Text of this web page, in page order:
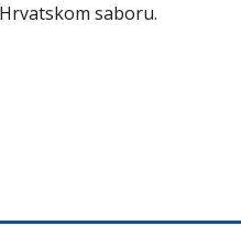
saboru.